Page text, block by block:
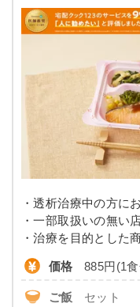
水化物：76.9g、ナト
量：1.6g
ご飯セットの栄養素
その栄養価のため、実
ーではないのでご注
塩分
-
-
リン
カリウム
コレステロール -
て異なる場合がござい
・透析治療中の方に
・一部取扱いの無い
・治療を目的とした
価格 885円(1
ご飯 セット